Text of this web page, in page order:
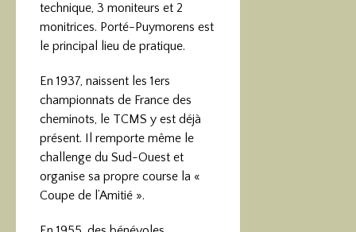
technique, 3 moniteurs et 2
monitrices. Porté-Puymorens est
le principal lieu de pratique.
En 1937, naissent les 1ers
championnats de France des
cheminots, le TCMS y est déjà
présent. Il remporte même le
challenge du Sud-Ouest et
organise sa propre course la «
Coupe de l’Amitié ».